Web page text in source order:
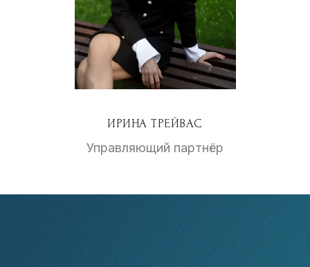
ИРИНА ТРЕЙВАС
Управляющий партнёр